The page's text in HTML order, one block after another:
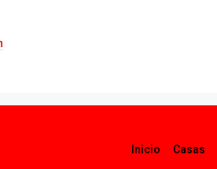
Inicio Casas